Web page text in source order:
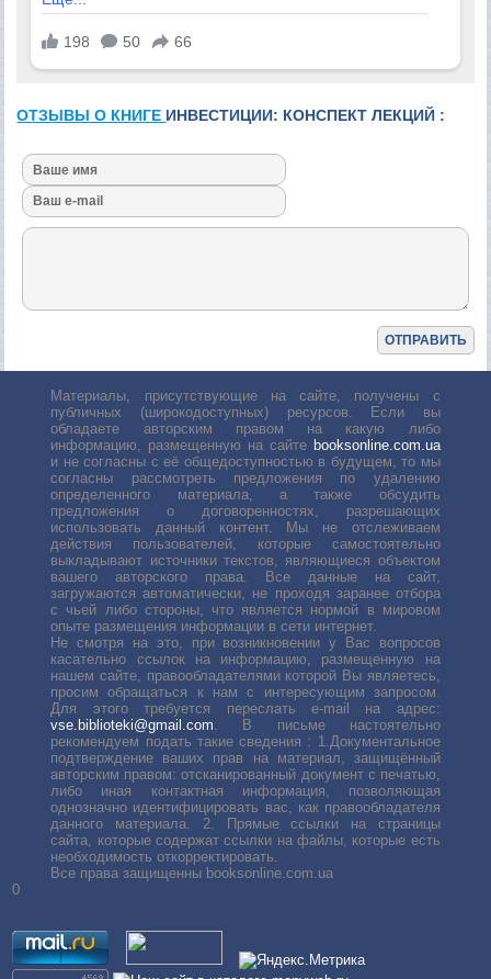
ОТЗЫВЫ О КНИГЕ ИНВЕСТИЦИИ: КОНСПЕКТ ЛЕКЦИЙ :
Материалы, присутствующие на сайте, получены с
публичных (широкодоступных) ресурсов. Если вы
обладаете авторским правом на какую либо
информацию, размещенную на сайте booksonline.com.ua
и не согласны с её общедоступностью в будущем, то мы
согласны рассмотреть предложения по удалению
определенного материала, а также обсудить
предложения о договоренностях, разрешающих
использовать данный контент. Мы не отслеживаем
действия пользователей, которые самостоятельно
выкладывают источники текстов, являющиеся объектом
вашего авторского права. Все данные на сайт,
загружаются автоматически, не проходя заранее отбора
с чьей либо стороны, что является нормой в мировом
опыте размещения информации в сети интернет.
Не смотря на это, при возникновении у Вас вопросов
касательно ссылок на информацию, размещенную на
нашем сайте, правообладателями которой Вы являетесь,
просим обращаться к нам с интересующим запросом.
Для этого требуется переслать е-mail на адрес:
vse.biblioteki@gmail.com . В письме настоятельно
рекомендуем подать такие сведения : 1.Документальное
подтверждение ваших прав на материал, защищённый
авторским правом: отсканированный документ с печатью,
либо иная контактная информация, позволяющая
однозначно идентифицировать вас, как правообладателя
данного материала. 2. Прямые ссылки на страницы
сайта, которые содержат ссылки на файлы, которые есть
необходимость откорректировать.
Все права защищенны booksonline.com.ua
0